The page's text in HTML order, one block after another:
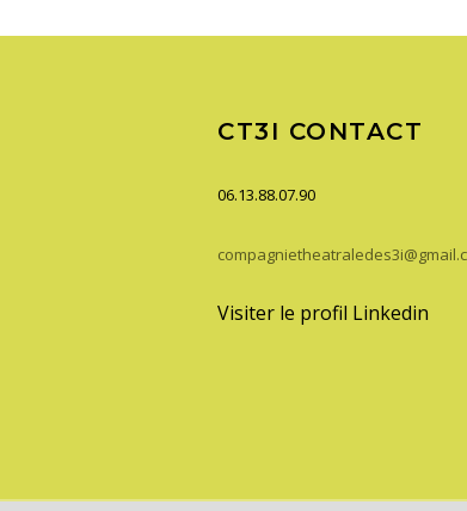
CT3I CONTACT
06.13.88.07.90
Visiter le profil Linkedin